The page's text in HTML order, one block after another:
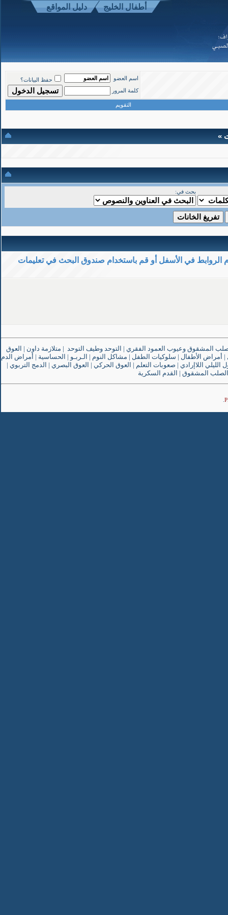
أطفال الخليج دليل المواقع
اسم العضو
حفظ البيانات؟
كلمة المرور
التقويم
»
بحث في:
الروابط في الأسفل أو قم باستخدام صندوق البحث في تعليمات
المشقوق وعيوب العمود الفقري | التوحد وطيف التوحد | متلازمة داون | العوق
| أمراض الأطفال | سلوكيات الطفل | مشاكل النوم | الـربـو | الحساسية | أمراض الدم
الليلي اللاإرادي | صعوبات التعلم | العوق الحركي | العوق البصري | الدمج التربوي |
الصلب المشقوق | القدم السكرية